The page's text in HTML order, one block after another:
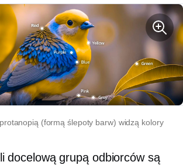
(formą ślepoty barw) widzą kolory
docelową grupą odbiorców są